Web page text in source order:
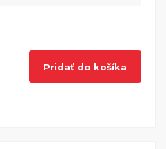
Pridať do košíka